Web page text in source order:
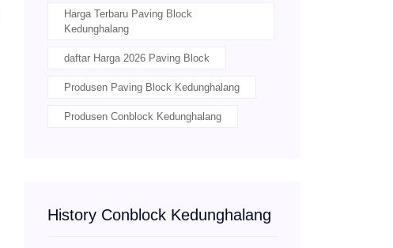
Harga Terbaru Paving Block
Kedunghalang
daftar Harga 2026 Paving Block
Produsen Paving Block Kedunghalang
Produsen Conblock Kedunghalang
History Conblock Kedunghalang